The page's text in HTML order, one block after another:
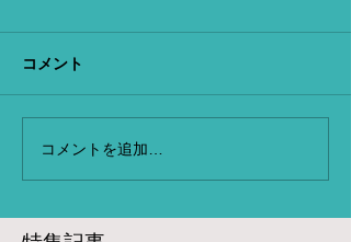
コメント
コメントを追加…